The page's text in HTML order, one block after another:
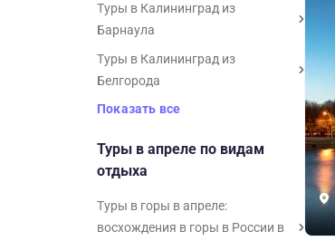
Туры в Калининград из
Барнаула
Туры в Калининград из
Белгорода
Показать все
Туры в апреле по видам
отдыха
Туры в горы в апреле:
восхождения в горы в России в